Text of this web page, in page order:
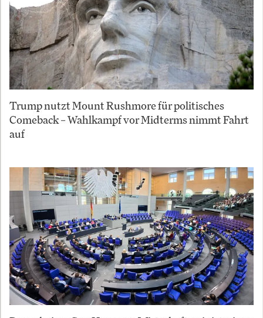
Trump nutzt Mount Rushmore für politisches
Comeback – Wahlkampf vor Midterms nimmt Fahrt
auf